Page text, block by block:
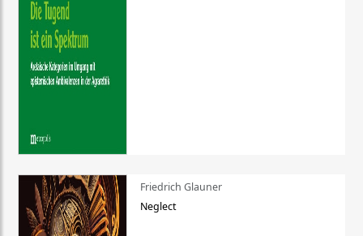
Friedrich Glauner
Neglect